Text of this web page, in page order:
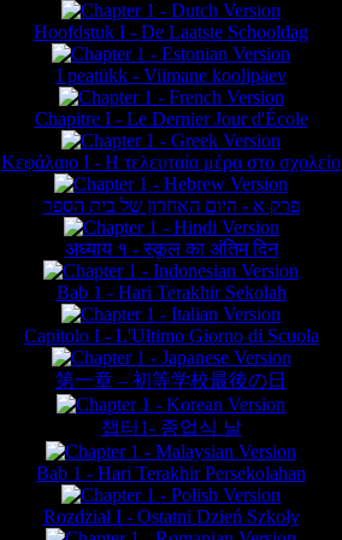
Hoofdstuk I - De Laatste Schooldag
I peatükk - Viimane koolipäev
Chapitre I - Le Dernier Jour d'École
Κεφάλαιο Ι - Η τελευταία μέρα στο σχολείο
פרק א - היום האחרון של בית הספר
अध्याय १ - स्कूल का अंतिम दिन
Bab 1 - Hari Terakhir Sekolah
Capitolo I - L'Ultimo Giorno di Scuola
第一章 – 初等学校最後の日
챕터1- 종업식 날
Bab 1 - Hari Terakhir Persekolahan
Rozdział I - Ostatni Dzień Szkoły